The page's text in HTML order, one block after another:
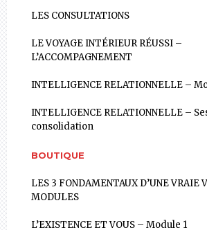
LES CONSULTATIONS
LE VOYAGE INTÉRIEUR RÉUSSI –
L’ACCOMPAGNEMENT
INTELLIGENCE RELATIONNELLE –
INTELLIGENCE RELATIONNELLE –
consolidation
BOUTIQUE
LES 3 FONDAMENTAUX D’UNE VRAIE
MODULES
L’EXISTENCE ET VOUS – Module 1